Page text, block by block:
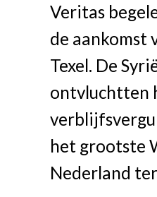
Veritas
de aankomst
Texel. De
ontvluchtten
het grootste
Nederland